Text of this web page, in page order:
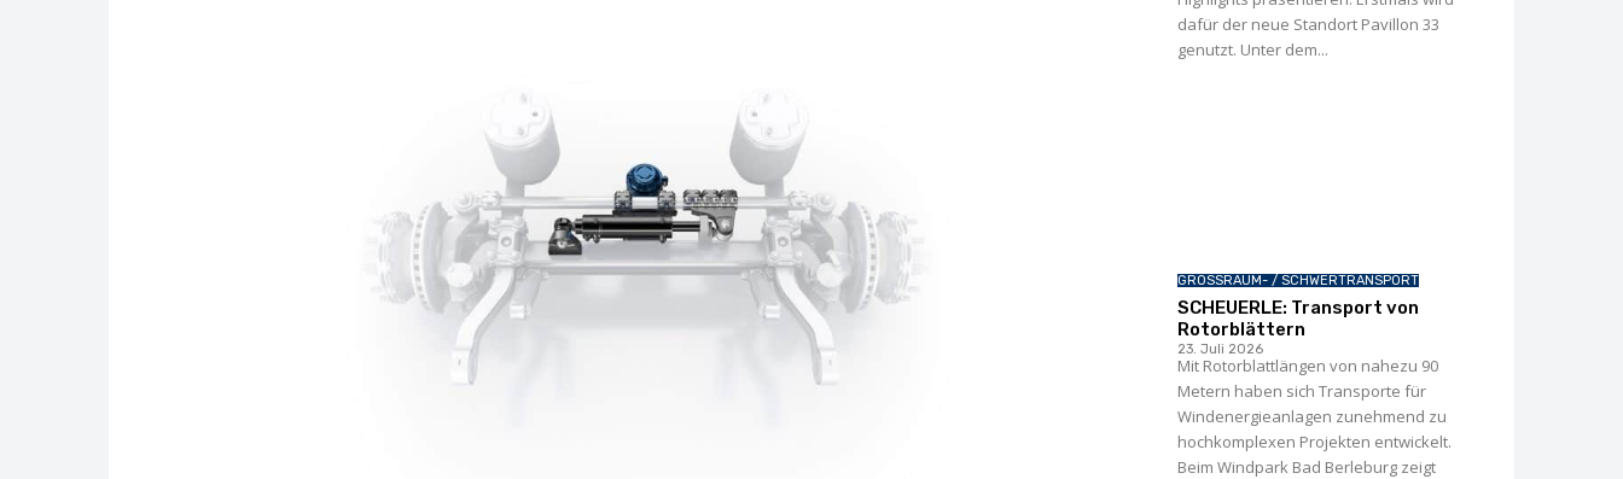
dafür der neue Standort Pavillon 33
genutzt. Unter dem...
GROSSRAUM- / SCHWERTRANSPORT
SCHEUERLE: Transport von
Rotorblättern
23. Juli 2026
Mit Rotorblattlängen von nahezu 90
Metern haben sich Transporte für
Windenergie­anlagen zunehmend zu
hochkomplexen Projekten entwickelt.
Beim Windpark Bad Berleburg zeigt